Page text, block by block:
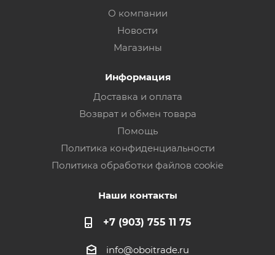
О компании
Новости
Магазины
Информация
Доставка и оплата
Возврат и обмен товара
Помощь
Политика конфиденциальности
Политика обработки файлов cookie
Наши контакты
+7 (903) 755 11 75
info@oboitrade.ru